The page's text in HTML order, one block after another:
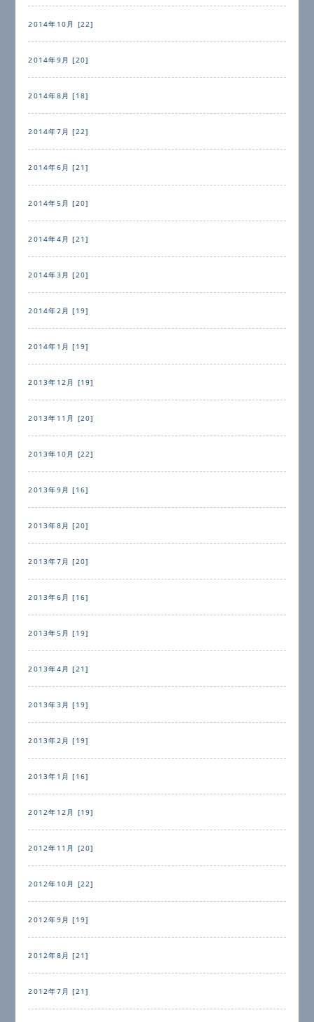
2014年10月 [22]
2014年9月 [20]
2014年8月 [18]
2014年7月 [22]
2014年6月 [21]
2014年5月 [20]
2014年4月 [21]
2014年3月 [20]
2014年2月 [19]
2014年1月 [19]
2013年12月 [19]
2013年11月 [20]
2013年10月 [22]
2013年9月 [16]
2013年8月 [20]
2013年7月 [20]
2013年6月 [16]
2013年5月 [19]
2013年4月 [21]
2013年3月 [19]
2013年2月 [19]
2013年1月 [16]
2012年12月 [19]
2012年11月 [20]
2012年10月 [22]
2012年9月 [19]
2012年8月 [21]
2012年7月 [21]